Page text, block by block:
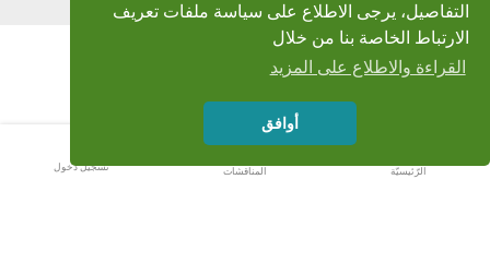
التفاصيل، يرجى الاطلاع على سياسة ملفات تعريف
الارتباط الخاصة بنا من خلال
القراءة والاطلاع على المزيد
أوافق
الرّئيسيّة المناقشات تسجيل دخول